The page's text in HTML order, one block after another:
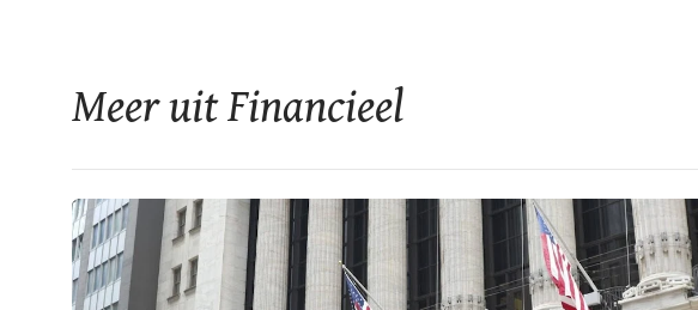
Meer uit Financieel